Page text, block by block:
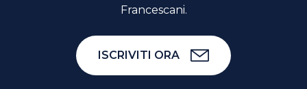
Francescani.
ISCRIVITI ORA